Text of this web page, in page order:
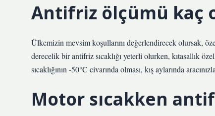
Antifriz ölçümü kaç
Ülkemizin mevsim koşullarını değerlendirecek olursak,
derecelik bir antifriz sıcaklığı yeterli olurken, kıtasallık
sıcaklığının -50°C civarında olması, kış aylarında
Motor sıcakken